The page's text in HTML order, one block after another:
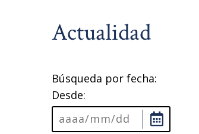
Actualidad
Búsqueda por fecha:
Desde: